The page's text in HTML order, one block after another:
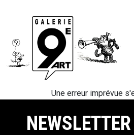
Une erreur imprévue
NEWSLETTER